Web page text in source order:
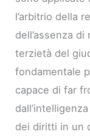
l’arbitrio della
dell’assenza
terzietà del
fondamentale
capace di far
dei diritti in un